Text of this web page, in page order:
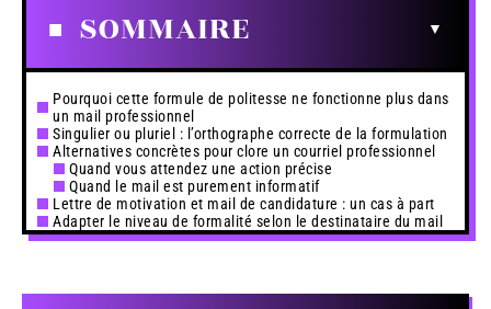
SOMMAIRE
Pourquoi cette formule de politesse ne fonctionne plus dans
un mail professionnel
Singulier ou pluriel : l’orthographe correcte de la formulation
Alternatives concrètes pour clore un courriel professionnel
Quand vous attendez une action précise
Quand le mail est purement informatif
Lettre de motivation et mail de candidature : un cas à part
Adapter le niveau de formalité selon le destinataire du mail